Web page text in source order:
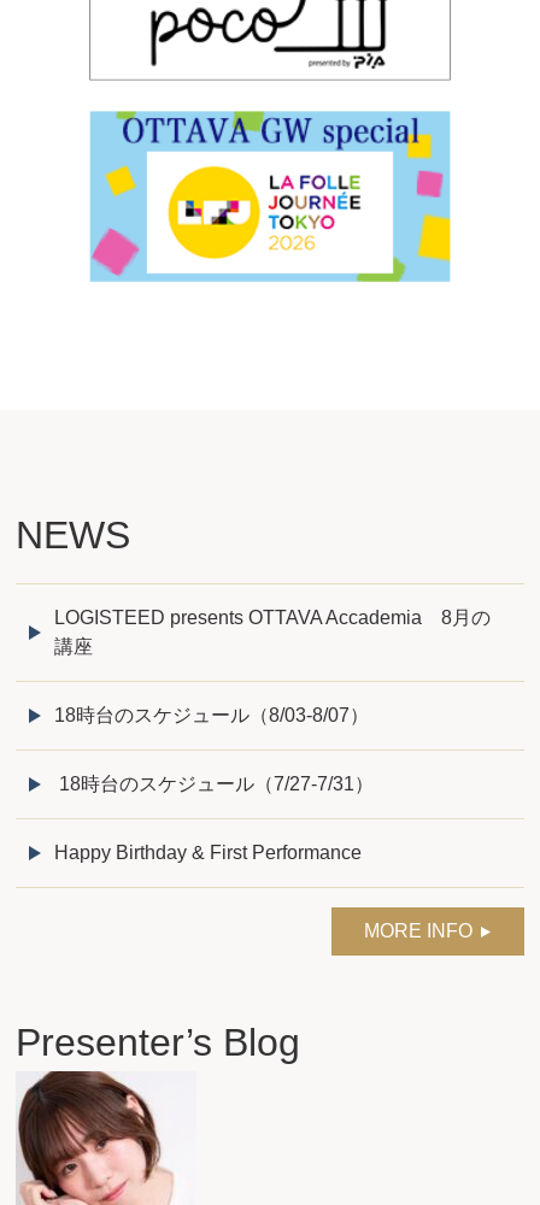
NEWS
LOGISTEED presents OTTAVA Accademia 8月の
講座
18時台のスケジュール（8/03-8/07）
18時台のスケジュール（7/27-7/31）
Happy Birthday & First Performance
MORE INFO
Presenter’s Blog